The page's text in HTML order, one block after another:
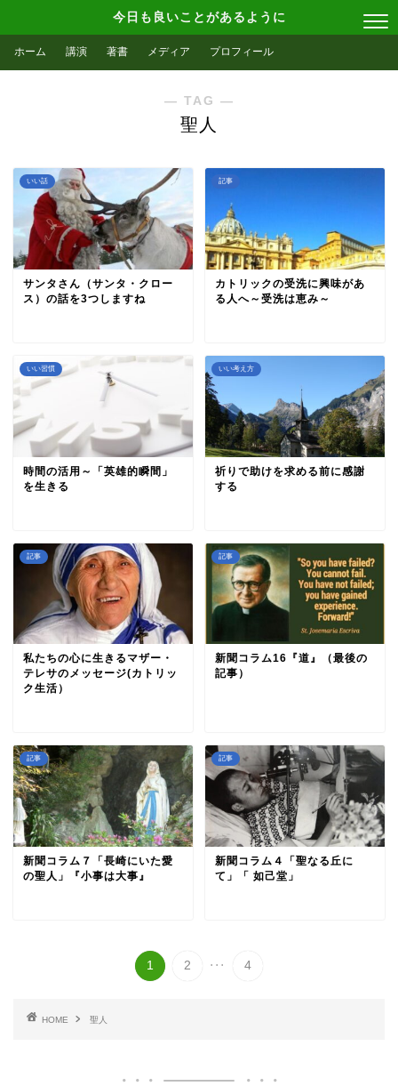
今日も良いことがあるように
ホーム 講演 著書 メディア プロフィール
― TAG ―
聖人
いい話
サンタさん（サンタ・クロー
ス）の話を3つしますね
記事
カトリックの受洗に興味があ
る人へ～受洗は恵み～
いい習慣
時間の活用～「英雄的瞬間」
を生きる
いい考え方
祈りで助けを求める前に感謝
する
記事
私たちの心に生きるマザー・
テレサのメッセージ(カトリッ
ク生活）
記事
新聞コラム16『道』（最後の
記事）
記事
新聞コラム７「長崎にいた愛
の聖人」『小事は大事』
記事
新聞コラム４「聖なる丘に
て」「 如己堂」
1 2 ... 4
HOME 聖人